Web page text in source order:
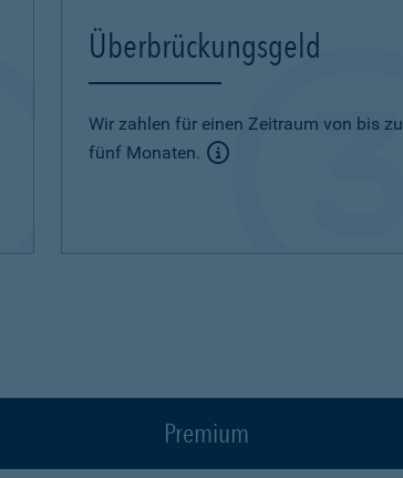
Überbrückungsgeld
Wir zahlen für einen Zeitraum von bis zu
fünf Monaten.
Premium